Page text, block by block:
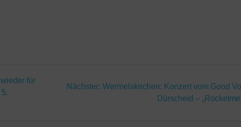
für
Nächster: Nächster
Wermelskirchen: Konzert vom Good
Dürscheid –